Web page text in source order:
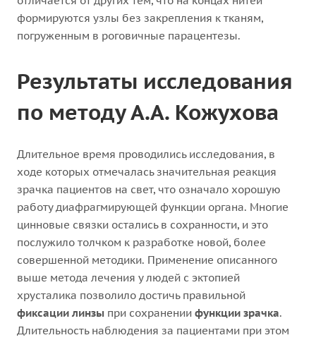
формируются узлы без закрепления к тканям,
погруженным в роговичные парацентезы.
Результаты исследования
по методу А.А. Кожухова
Длительное время проводились исследования, в
ходе которых отмечалась значительная реакция
зрачка пациентов на свет, что означало хорошую
работу диафрагмирующей функции органа. Многие
цинновые связки остались в сохранности, и это
послужило толчком к разработке новой, более
совершенной методики. Применение описанного
выше метода лечения у людей с эктопией
хрусталика позволило достичь правильной
фиксации линзы при сохранении функции зрачка.
Длительность наблюдения за пациентами при этом